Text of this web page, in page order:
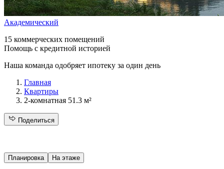
Академический
15 коммерческих помещений
Помощь с кредитной историей
Наша команда одобряет ипотеку за один день
Главная
Квартиры
2-комнатная 51.3 м²
Поделиться
Планировка На этаже